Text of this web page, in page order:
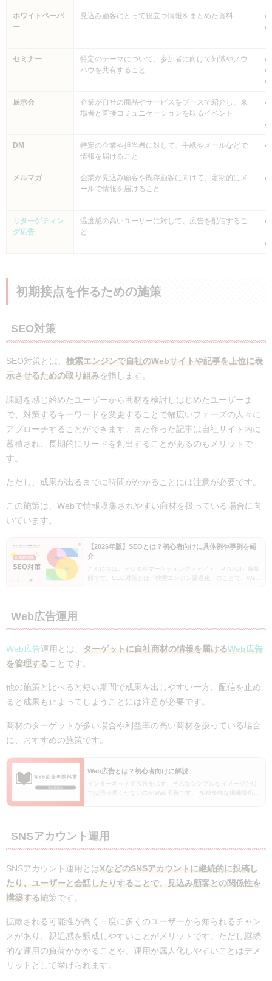
ホワイトペーパ
ー
見込み顧客にとって役立つ情報をまとめた資料
セミナー
特定のテーマについて、参加者に向けて知識やノウ
ハウを共有すること
展示会
企業が自社の商品やサービスをブースで紹介し、来
場者と直接コミュニケーションを取るイベント
DM
特定の企業や担当者に対して、手紙やメールなどで
情報を届けること
メルマガ
企業が見込み顧客や既存顧客に向けて、定期的にメ
ールで情報を届けること
リターゲティン
グ広告
温度感の高いユーザーに対して、広告を配信するこ
と
初期接点を作るための施策
SEO対策
SEO対策とは、 検索エンジンで自社のWebサイトや記事を上位に表
示させるための取り組みを指します。
課題を感じ始めたユーザーから商材を検討しはじめたユーザーま
で、対策するキーワードを変更することで幅広いフェーズの人々に
アプローチすることができます。また作った記事は自社サイト内に
蓄積され、長期的にリードを創出することがあるのもメリットで
す。
ただし、成果が出るまでに時間がかかることには注意が必要です。
この施策は、Webで情報収集されやすい商材を扱っている場合に向
いています。
【2026年版】SEOとは？初心者向けに具体例や事例を紹
介
こんにちは。デジタルマーケティングメディア「PINTO!」編集
部です。SEO対策とは「検索エンジン最適化」のことで、Web
Web広告運用
Web広告運用とは、 ターゲットに自社商材の情報を届けるWeb広告
を管理する ことです。
他の施策と比べると短い期間で成果を出しやすい一方、配信を止め
ると成果も止まってしまうことには注意が必要です。
商材のターゲットが多い場合や利益率の高い商材を扱っている場合
に、おすすめの施策です。
Web広告とは？初心者向けに解説
インターネットで広告を出す、そんなシンプルなイメージだけ
では語り尽くせないのがWeb広告です。 多種多様な掲載場所や
SNSアカウント運用
SNSアカウント運用とはXなどのSNSアカウントに継続的に投稿し
たり、ユーザーと会話したりすることで、見込み顧客との関係性を
構築する施策です。
拡散される可能性が高く一度に多くのユーザーから知られるチャン
スがあり、親近感を醸成しやすいことがメリットです。ただし継続
的な運用の負荷がかかることや、運用が属人化しやすいことはデメ
リットとして挙げられます。